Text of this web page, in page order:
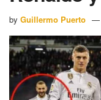
by Guillermo Puerto